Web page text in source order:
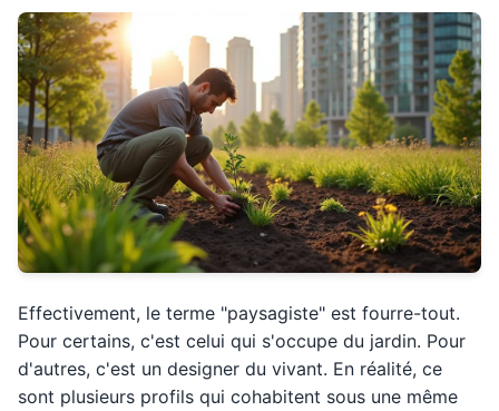
Effectivement, le terme "paysagiste" est fourre-tout.
Pour certains, c'est celui qui s'occupe du jardin. Pour
d'autres, c'est un designer du vivant. En réalité, ce
sont plusieurs profils qui cohabitent sous une même